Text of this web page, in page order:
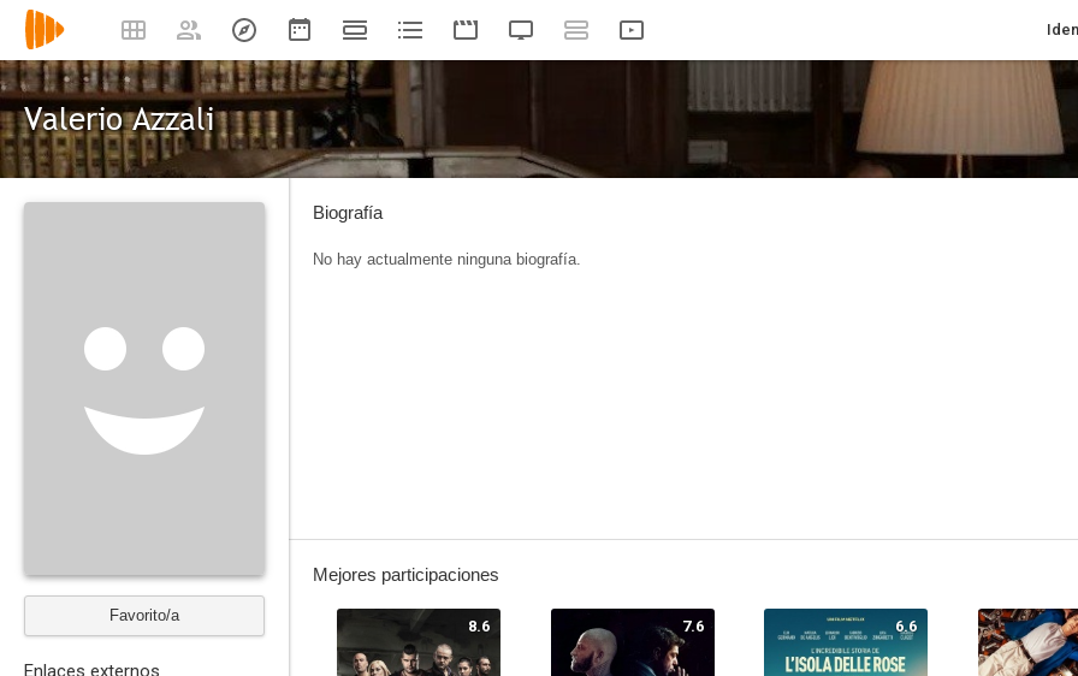
Valerio Azzali
Favorito/a
Enlaces externos
Biografía
No hay actualmente ninguna biografía.
Mejores participaciones
8.6 7.6 6.6